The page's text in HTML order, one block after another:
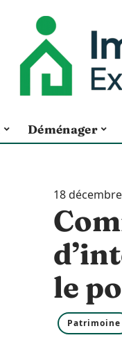
Déménager
18
le
Patrimoine